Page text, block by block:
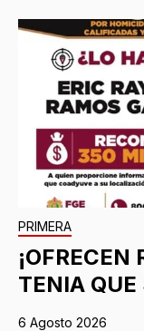
PRIMERA
TENIA QUE
6 Agosto 2026